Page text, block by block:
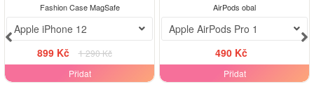
Fashion Case MagSafe
Apple iPhone 12
899 Kč
1 290 Kč
Přidat
AirPods obal
Apple AirPods Pro 1
490 Kč
Přidat